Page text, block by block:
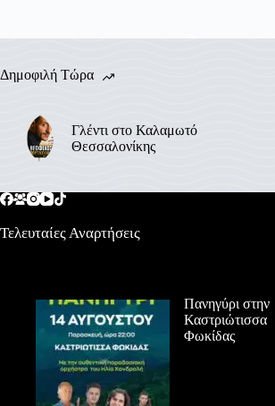
Δημοφιλή Τώρα
Γλέντι στο Καλαμωτό
Θεσσαλονίκης
Τελευταίες Αναρτήσεις
Πανηγύρι στην
Καστριώτισσα
Φωκίδας